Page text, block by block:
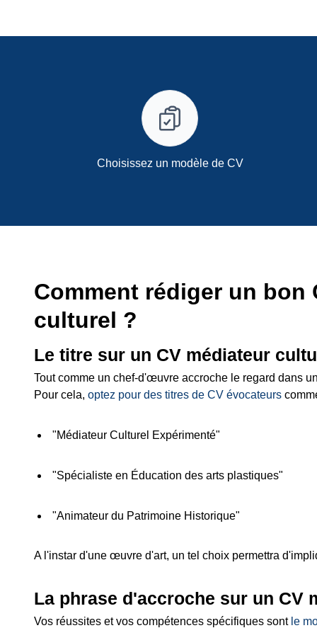
Choisissez un modèle de CV
Comment rédiger un bon
culturel ?
Le titre sur un CV médiateur
Tout comme un chef-d'œuvre accroche le regard dans
Pour cela, optez pour des titres de CV évocateurs
"Médiateur Culturel Expérimenté"
"Spécialiste en Éducation des arts plastiques"
"Animateur du Patrimoine Historique"
A l'instar d'une œuvre d'art, un tel choix permettra
La phrase d'accroche sur un CV
Vos réussites et vos compétences spécifiques sont le